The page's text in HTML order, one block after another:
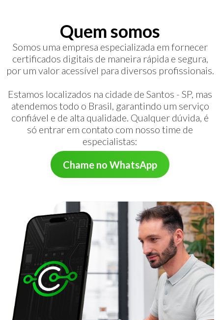
Quem somos
Somos uma empresa especializada em fornecer
certificados digitais de maneira rápida e segura,
por um valor acessível para diversos profissionais.
Estamos localizados na cidade de Santos - SP, mas
atendemos todo o Brasil, garantindo um serviço
confiável e de alta qualidade. Qualquer dúvida, é
só entrar em contato com nosso time de
especialistas:
Chame no WhatsApp